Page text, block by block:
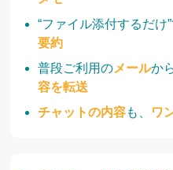
“ファイル添付するだけ”
要約
普段ご利用のメールか
容を転送
チャットの内容も、 ワ